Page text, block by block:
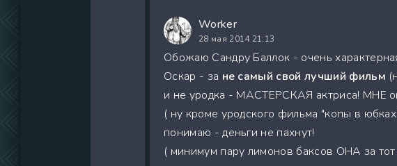
Worker
28 мая 2014 21:13
Обожаю Сандру Баллок - очень
Оскар - за не самый свой лучший фильм
и не уродка - МАСТЕРСКАЯ актриса! МНЕ
( ну кроме уродского фильма "копы в
понимаю - деньги не пахнут!
( минимум пару лимонов баксов ОНА за